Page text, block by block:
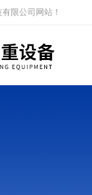
限公司网站！